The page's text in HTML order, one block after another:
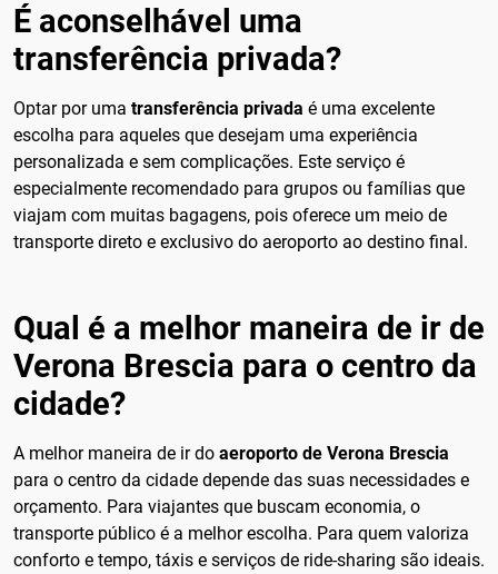
É aconselhável uma
transferência privada?
Optar por uma transferência privada é uma excelente
escolha para aqueles que desejam uma experiência
personalizada e sem complicações. Este serviço é
especialmente recomendado para grupos ou famílias que
viajam com muitas bagagens, pois oferece um meio de
transporte direto e exclusivo do aeroporto ao destino final.
Qual é a melhor maneira de ir de
Verona Brescia para o centro da
cidade?
A melhor maneira de ir do aeroporto de Verona Brescia
para o centro da cidade depende das suas necessidades e
orçamento. Para viajantes que buscam economia, o
transporte público é a melhor escolha. Para quem valoriza
conforto e tempo, táxis e serviços de ride-sharing são ideais.